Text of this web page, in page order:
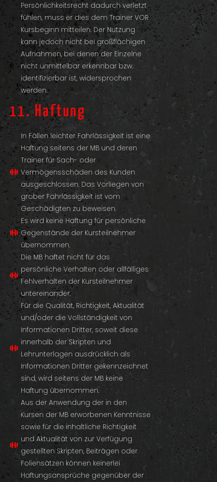
Persönlichkeitsrecht dadurch verletzt
fühlen, muss er dies dem Trainer VOR
Kursbeginn mitteilen. Der Nutzung
kann jedoch nicht bei großflächigen
Aufnahmen, bei denen der Einzelne
nicht unmittelbar erkennbar bzw.
identifizierbar ist, widersprochen
werden.
11. Haftung
In Fällen leichter Fahrlässigkeit ist eine
Haftung seitens der MB und deren
Trainer für Sach- oder
Vermögensschäden des Kunden
ausgeschlossen. Das Vorliegen von
grober Fahrlässigkeit ist vom
Geschädigten zu beweisen.
Es wird keine Haftung für persönliche
Gegenstände der Kursteilnehmer
übernommen.
Die MB haftet nicht für das
persönliche Verhalten oder allfälliges
Fehlverhalten der Kursteilnehmer
untereinander.
Für die Qualität, Richtigkeit, Aktualität
und/oder die Vollständigkeit von
Informationen Dritter, soweit diese
innerhalb der Skripten und
Lehrunterlagen ausdrücklich als
Informationen Dritter gekennzeichnet
sind, wird seitens der MB keine
Haftung übernommen.
Aus der Anwendung der in den
Kursen der MB erworbenen Kenntnisse
sowie für die inhaltliche Richtigkeit
und Aktualität von zur Verfügung
gestellten Skripten, Beiträgen oder
Foliensätzen können keinerlei
Haftungsansprüche gegenüber der